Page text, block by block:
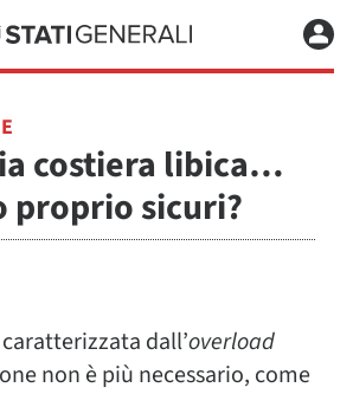
costiera libica…
proprio sicuri?
dall’overload
non è più necessario, come